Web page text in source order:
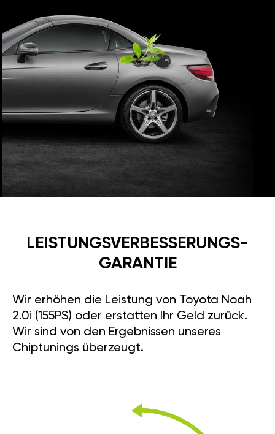
LEISTUNGSVERBESSE­RUNGS­
GARANTIE
Wir erhöhen die Leistung von Toyota Noah
2.0i (155PS) oder erstatten Ihr Geld zurück.
Wir sind von den Ergebnissen unseres
Chiptunings überzeugt.